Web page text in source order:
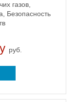
газов,
Безопасность
руб.